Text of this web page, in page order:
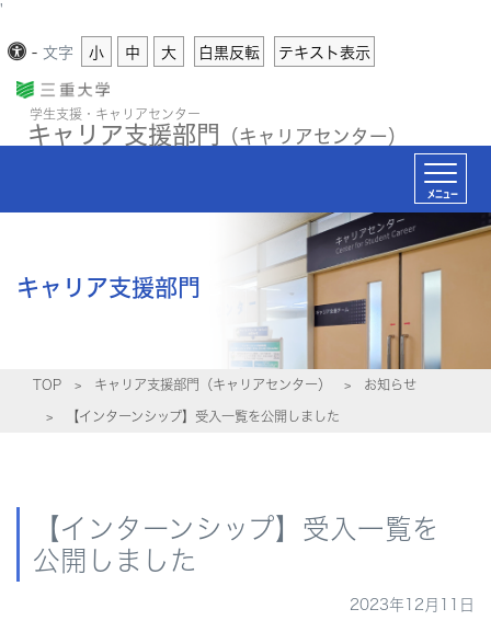
'
- 文字 小 中 大 白黒反転 テキスト表示
学生支援・キャリアセンター
キャリア支援部門 （キャリアセンター）
メニュー
キャリア支援部門
TOP キャリア支援部門（キャリアセンター） お知らせ
【インターンシップ】受入一覧を公開しました
【インターンシップ】受入一覧を
公開しました
2023年12月11日